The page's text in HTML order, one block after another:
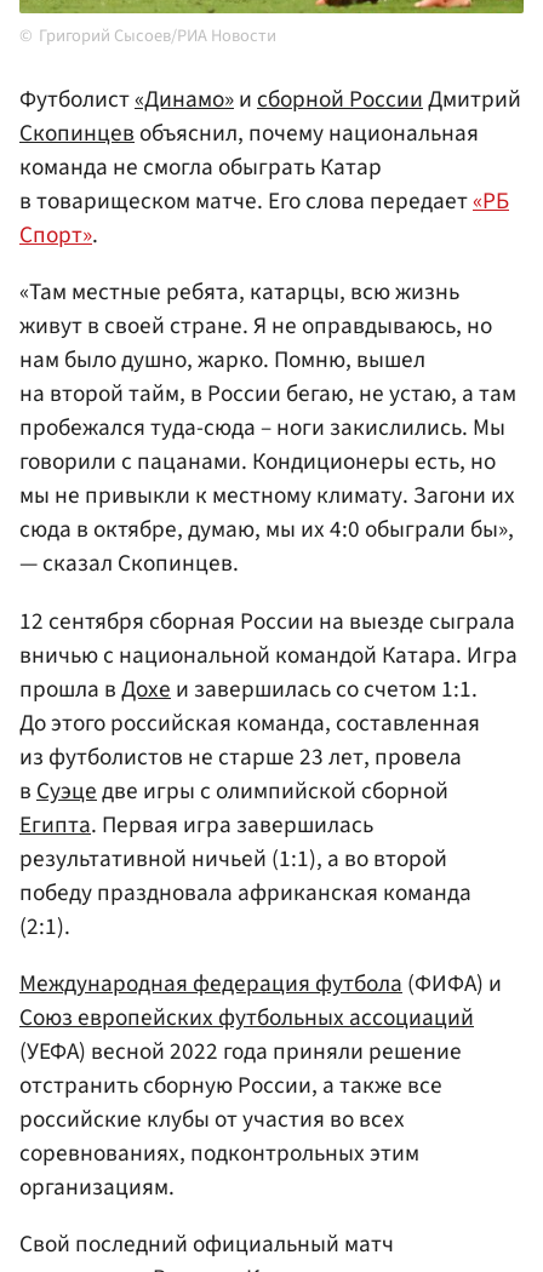
Григорий Сысоев/РИА Новости
Футболист«Динамо»исборнойРоссииДмитрий
Скопинцевобъяснил, почему национальная
команда не смогла обыграть Катар
в товарищеском матче. Его слова передает«РБ
Спорт».
«Там местные ребята, катарцы, всю жизнь
живут в своей стране. Я не оправдываюсь, но
нам было душно, жарко. Помню, вышел
на второй тайм, в России бегаю, не устаю, а там
пробежался туда-сюда – ноги закислились. Мы
говорили с пацанами. Кондиционеры есть, но
мы не привыкли к местному климату. Загони их
сюда в октябре, думаю, мы их 4:0 обыграли бы»,
— сказал Скопинцев.
12 сентября сборная России на выезде сыграла
вничью с национальной командой Катара. Игра
прошла вДохе и завершилась со счетом 1:1.
До этого российская команда, составленная
из футболистов не старше 23 лет, провела
в Суэцедве игры с олимпийской сборной
Египта. Первая игра завершилась
результативной ничьей (1:1), а во второй
победу праздновала африканская команда
(2:1).
Международная федерация футбола(ФИФА) и
Союз европейских футбольных ассоциаций
(УЕФА) весной 2022 года приняли решение
отстранить сборную России, а также все
российские клубы от участия во всех
соревнованиях, подконтрольных этим
организациям.
Свой последний официальный матч